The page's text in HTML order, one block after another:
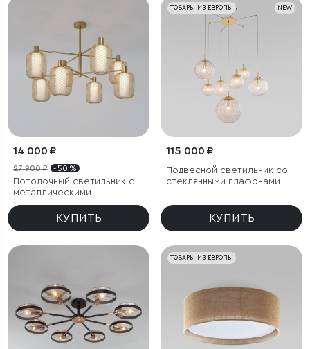
14 000 ₽
27 900 ₽ - 50 %
Потолочный светильник с
металлическими
абажурами и стеклянными
плафонамиКУПИТЬ
NEW
ТОВАРЫ ИЗ ЕВРОПЫ
115 000 ₽
Подвесной светильник со
стеклянными плафонами
КУПИТЬ
ТОВАРЫ ИЗ ЕВРОПЫ